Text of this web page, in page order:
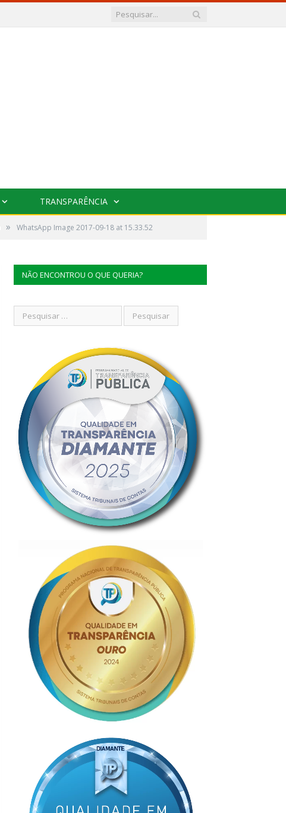
TRANSPARÊNCIA
» WhatsApp Image 2017-09-18 at 15.33.52
NÃO ENCONTROU O QUE QUERIA?